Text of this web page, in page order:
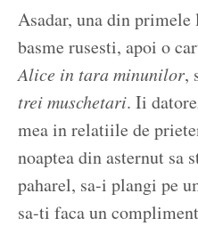
Asadar, una din
basme rusesti, apoi o
Alice in tara minunilor,
trei muschetari. Ii
mea in relatiile de
noaptea din asternut sa
paharel, sa-i plangi pe
sa-ti faca un